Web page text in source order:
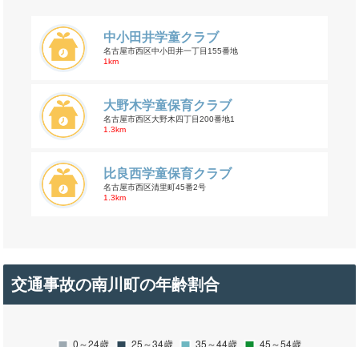
中小田井学童クラブ
名古屋市西区中小田井一丁目155番地
1km
大野木学童保育クラブ
名古屋市西区大野木四丁目200番地1
1.3km
比良西学童保育クラブ
名古屋市西区清里町45番2号
1.3km
交通事故の南川町の年齢割合